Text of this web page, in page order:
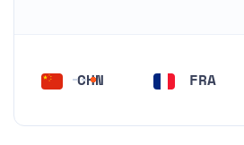
CHN FRA